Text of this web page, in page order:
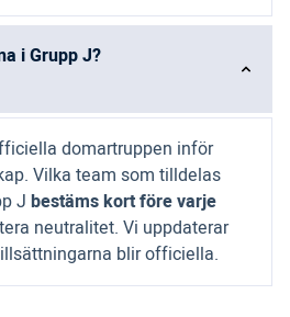
i Grupp J?
domartruppen inför
Vilka team som tilldelas
J bestäms kort före varje
neutralitet. Vi uppdaterar
blir officiella.